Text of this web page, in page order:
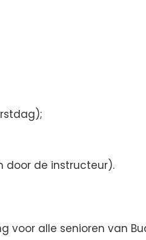
door de instructeur).
voor alle senioren van